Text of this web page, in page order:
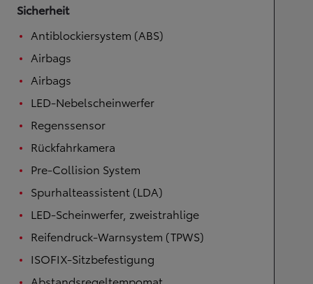
Sicherheit
Antiblockiersystem (ABS)
Airbags
Airbags
LED-Nebelscheinwerfer
Regenssensor
Rückfahrkamera
Pre-Collision System
Spurhalteassistent (LDA)
LED-Scheinwerfer, zweistrahlige
Reifendruck-Warnsystem (TPWS)
ISOFIX-Sitzbefestigung
Abstandsregeltempomat